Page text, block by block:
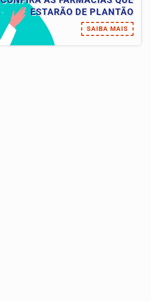
ESTARÃO DE PLANTÃO
SAIBA MAIS